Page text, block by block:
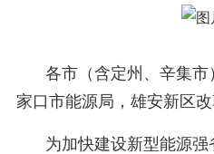
各市（含定州、辛集
家口市能源局，雄安新区改
为加快建设新型能源